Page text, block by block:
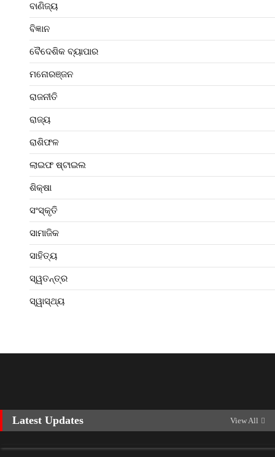
ବାଣିଜ୍ୟ
ବିଜ୍ଞାନ
ବୈଦେଶିକ ବ୍ୟାପାର
ମନୋରଞ୍ଜନ
ରାଜନୀତି
ରାଜ୍ୟ
ରାଶିଫଳ
ଲାଇଫ ଷ୍ଟାଇଲ
ଶିକ୍ଷା
ସଂସ୍କୃତି
ସାମାଜିକ
ସାହିତ୍ୟ
ସ୍ୱତନ୍ତ୍ର
ସ୍ୱାସ୍ଥ୍ୟ
Latest Updates View All